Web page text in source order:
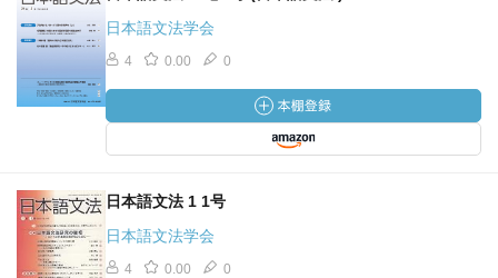
日本語文法学会
4 0.00 0
日本語文法 1 1号
日本語文法学会
4 0.00 0